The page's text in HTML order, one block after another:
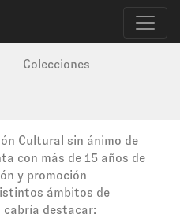
Colecciones
Cultural sin ánimo de
con más de 15 años de
y promoción
ámbitos de
destacar: